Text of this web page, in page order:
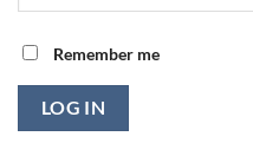
Remember me
LOG IN